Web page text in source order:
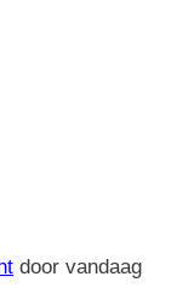
door vandaag